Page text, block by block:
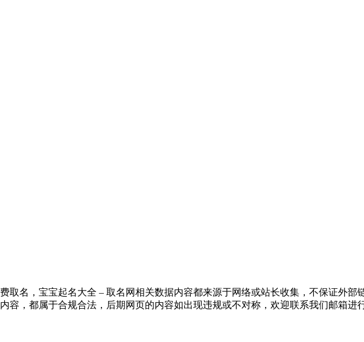
取名，宝宝起名大全 – 取名网相关数据内容都来源于网络或站长收集，不保证外
容，都属于合规合法，后期网页的内容如出现违规或不对称，欢迎联系我们邮箱进